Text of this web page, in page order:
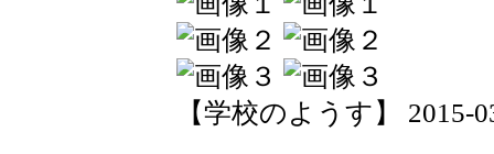
【学校のようす】 2015-